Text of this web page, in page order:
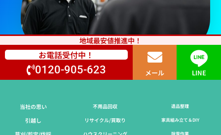
地域最安値推進中！
お電話受付中！
0120-905-623 メール LINE
当社の思い
引越し
不用品回収
リサイクル/買取り
遺品整理
家具組み立て＆DIY